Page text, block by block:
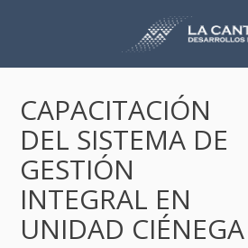
CAPACITACIÓN
DEL SISTEMA DE
GESTIÓN
INTEGRAL EN
UNIDAD CIÉNEGA